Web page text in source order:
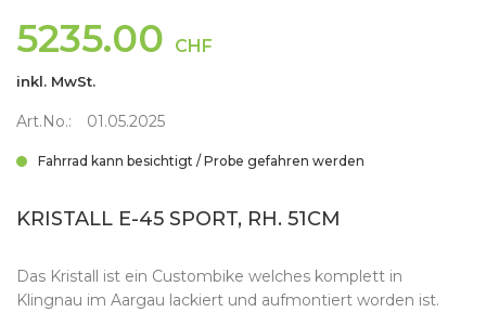
5235.00 CHF
inkl. MwSt.
Art.No.: 01.05.2025
Fahrrad kann besichtigt / Probe gefahren werden
KRISTALL E-45 SPORT, RH. 51CM
Das Kristall ist ein Custombike welches komplett in
Klingnau im Aargau lackiert und aufmontiert worden ist.